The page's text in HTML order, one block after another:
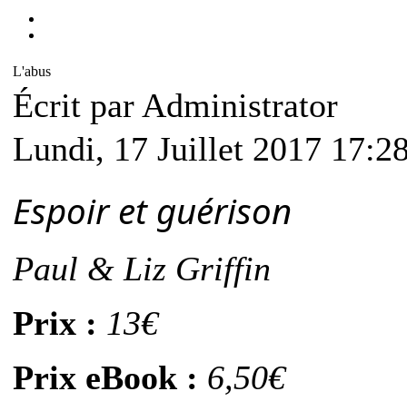
L'abus
Écrit par Administrator
Lundi, 17 Juillet 2017
Espoir et guérison
Paul & Liz Griffin
Prix : 13€
Prix eBook : 6,50€